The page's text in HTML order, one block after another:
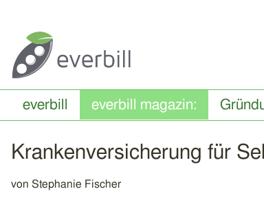
everbill
Krankenversicherung für
von Stephanie Fischer